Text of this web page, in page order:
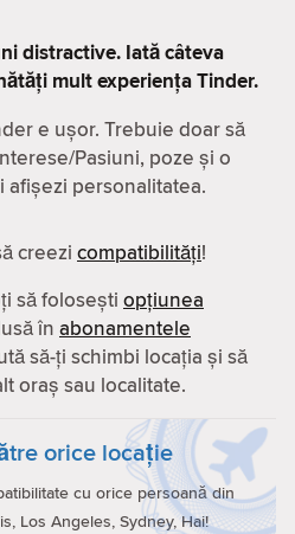
distractive. Iată câteva
mult experiența Tinder.
e ușor. Trebuie doar să
Pasiuni, poze și o
afișezi personalitatea.
creezi compatibilităţi!
să folosești opțiunea
în abonamentele
să-ți schimbi locația și să
oraș sau localitate.
orice locație
cu orice persoană din
Los Angeles, Sydney, Hai!